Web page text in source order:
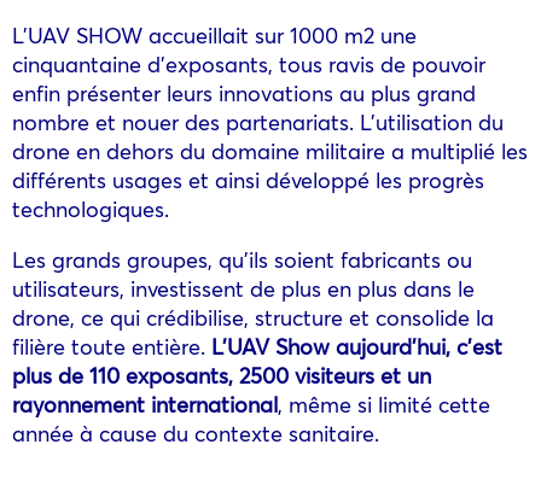
L’UAV SHOW accueillait sur 1000 m2 une
cinquantaine d’exposants, tous ravis de pouvoir
enfin présenter leurs innovations au plus grand
nombre et nouer des partenariats. L’utilisation du
drone en dehors du domaine militaire a multiplié les
différents usages et ainsi développé les progrès
technologiques.
Les grands groupes, qu’ils soient fabricants ou
utilisateurs, investissent de plus en plus dans le
drone, ce qui crédibilise, structure et consolide la
filière toute entière. L’UAV Show aujourd’hui, c’est
plus de 110 exposants, 2500 visiteurs et un
rayonnement international, même si limité cette
année à cause du contexte sanitaire.